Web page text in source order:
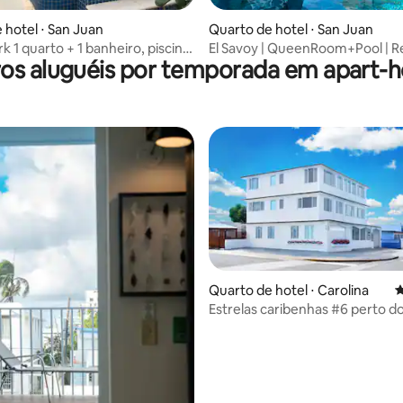
de 5, 12 avaliações
⋅ San Juan
1 quarto + 1 banheiro, piscina,
até a praia @Santorini 5
Quarto de hotel ⋅ San Juan
El Savoy | QueenRoom+Pool |
perto da praia
aluguéis por temporada em apart-
Quarto de hotel ⋅ Carolina
Estrelas caribenhas #6 perto